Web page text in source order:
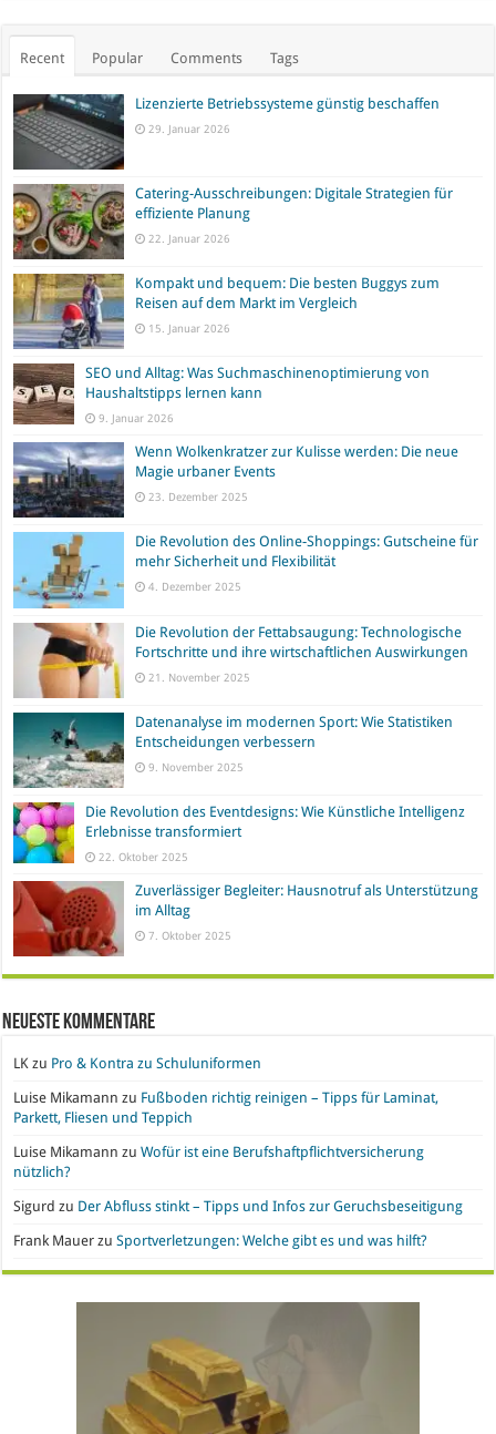
Recent Popular Comments Tags
Lizenzierte Betriebssysteme günstig beschaffen
29. Januar 2026
Catering-Ausschreibungen: Digitale Strategien für
effiziente Planung
22. Januar 2026
Kompakt und bequem: Die besten Buggys zum
Reisen auf dem Markt im Vergleich
15. Januar 2026
SEO und Alltag: Was Suchmaschinenoptimierung von
Haushaltstipps lernen kann
9. Januar 2026
Wenn Wolkenkratzer zur Kulisse werden: Die neue
Magie urbaner Events
23. Dezember 2025
Die Revolution des Online-Shoppings: Gutscheine für
mehr Sicherheit und Flexibilität
4. Dezember 2025
Die Revolution der Fettabsaugung: Technologische
Fortschritte und ihre wirtschaftlichen Auswirkungen
21. November 2025
Datenanalyse im modernen Sport: Wie Statistiken
Entscheidungen verbessern
9. November 2025
Die Revolution des Eventdesigns: Wie Künstliche Intelligenz
Erlebnisse transformiert
22. Oktober 2025
Zuverlässiger Begleiter: Hausnotruf als Unterstützung
im Alltag
7. Oktober 2025
Neueste Kommentare
LK zu Pro & Kontra zu Schuluniformen
Luise Mikamann zu Fußboden richtig reinigen – Tipps für Laminat,
Parkett, Fliesen und Teppich
Luise Mikamann zuWofür ist eine Berufshaftpflichtversicherung
nützlich?
Sigurd zu Der Abfluss stinkt – Tipps und Infos zur Geruchsbeseitigung
Frank Mauer zuSportverletzungen: Welche gibt es und was hilft?